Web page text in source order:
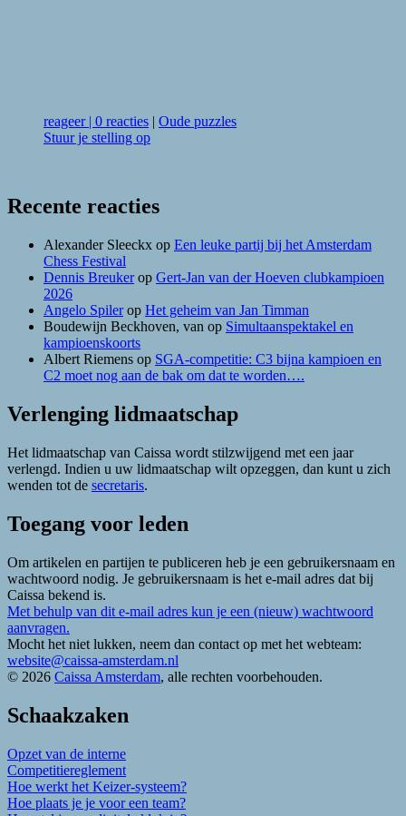
reageer| 0 reacties | Oude puzzles
Stuur je stelling op
Recente reacties
Alexander Sleeckx op Een leuke partij bij het Amsterdam
Chess Festival
Dennis Breukerop Gert-Jan van der Hoeven clubkampioen
2026
Angelo Spilerop Het geheim van Jan Timman
Boudewijn Beckhoven, van op Simultaanspektakel en
kampioenskoorts
Albert Riemens op SGA-competitie: C3 bijna kampioen en
C2 moet nog aan de bak om dat te worden….
Verlenging lidmaatschap
Het lidmaatschap van Caissa wordt stilzwijgend met een jaar
verlengd. Indien u uw lidmaatschap wilt opzeggen, dan kunt u zich
wenden tot de secretaris.
Toegang voor leden
Om artikelen en partijen te publiceren heb je een gebruikersnaam en
wachtwoord nodig. Je gebruikersnaam is het e-mail adres dat bij
Caissa bekend is.
Met behulp van dit e-mail adres kun je een (nieuw) wachtwoord
aanvragen.
Mocht het niet lukken, neem dan contact op met het webteam:
website@caissa-amsterdam.nl
© 2026 Caissa Amsterdam, alle rechten voorbehouden.
Schaakzaken
Opzet van de interne
Competitiereglement
Hoe werkt het Keizer-systeem?
Hoe plaats je je voor een team?